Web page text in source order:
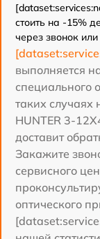
стоить на -15%
через звонок
выполняется
специального
таких случаях
HUNTER 3-
доставит
Закажите
сервисного
оптического